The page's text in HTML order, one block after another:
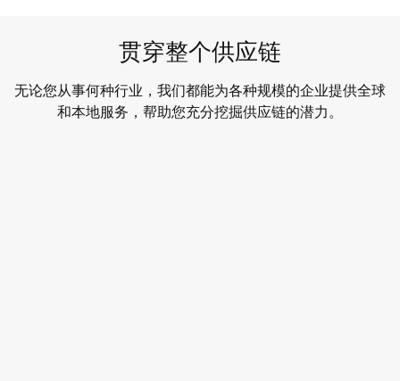
贯穿整个供应链
无论您从事何种行业，我们都能为各种规模的企业提供全球
和本地服务，帮助您充分挖掘供应链的潜力。